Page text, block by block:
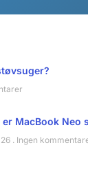
MacBook Neo
Ingen